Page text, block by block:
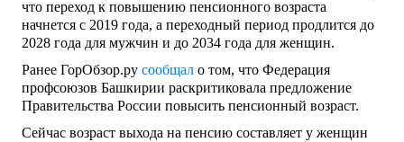
что переход к повышению пенсионного возраста
начнется с 2019 года, а переходный период продлится до
2028 года для мужчин и до 2034 года для женщин.
Ранее ГорОбзор.ру сообщал о том, что Федерация
профсоюзов Башкирии раскритиковала предложение
Правительства России повысить пенсионный возраст.
Сейчас возраст выхода на пенсию составляет у женщин